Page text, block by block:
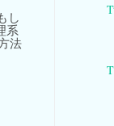
し
系
法